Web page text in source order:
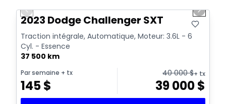
Vidéo disponible
Previous slide Next
2023 Dodge Challenger SXT
Traction intégrale, Automatique, Moteur: 3.6L - 6
Cyl. - Essence
37 500 km
Par semaine + tx
145$
40 000$+ tx
39 000$